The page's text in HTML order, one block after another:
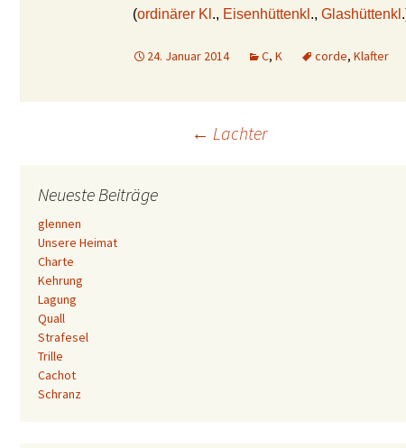
(ordinärer Kl ., Eisenhüttenkl ., Glashüttenkl
24. Januar 2014 C, K corde, Klafter
Beitrags-
Navigation
← Lachter
Neueste Beiträge
glennen
Unsere Heimat
Charte
Kehrung
Lagung
Quall
Strafesel
Trille
Cachot
Schranz